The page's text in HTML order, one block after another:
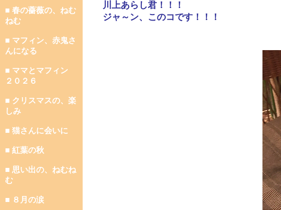
■ 春の薔薇の、ねむ
ねむ
■ マフィン、赤鬼さ
んになる
■ ママとマフィン
２０２６
■ クリスマスの、楽
しみ
■ 猫さんに会いに
■ 紅葉の秋
■ 思い出の、ねむね
む
■ ８月の涙
川上あらし君！！！
ジャ～ン、このコです！！！